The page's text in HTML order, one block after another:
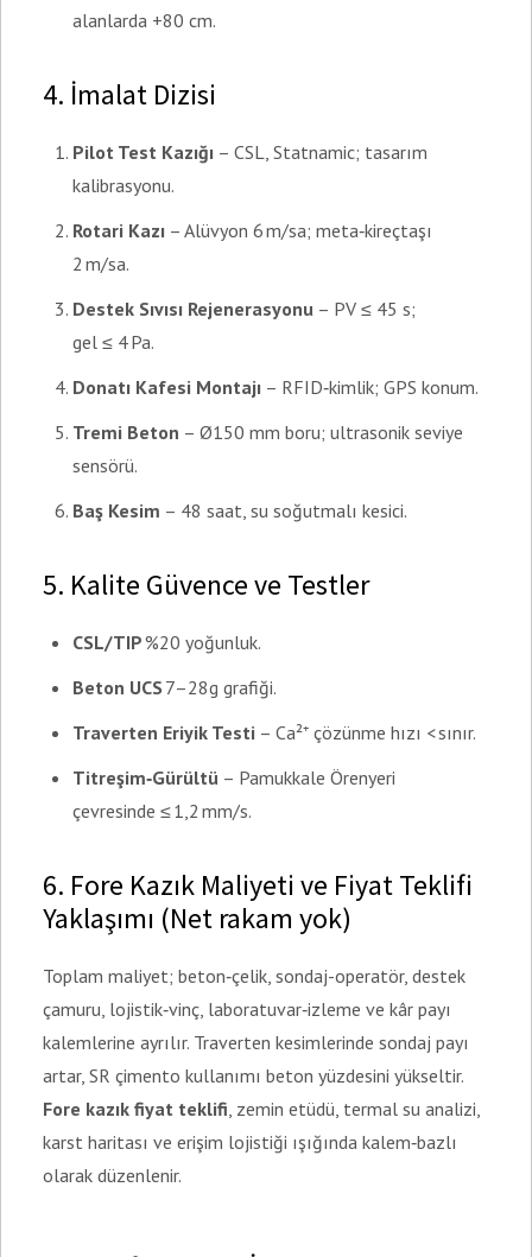
alanlarda +80 cm.
4. İmalat Dizisi
Pilot Test Kazığı – CSL, Statnamic; tasarım
kalibrasyonu.
Rotari Kazı – Alüvyon 6 m/sa; meta‑kireçtaşı
2 m/sa.
Destek Sıvısı Rejenerasyonu – PV ≤ 45 s;
gel ≤ 4 Pa.
Donatı Kafesi Montajı – RFID‑kimlik; GPS konum.
Tremi Beton – Ø150 mm boru; ultrasonik seviye
sensörü.
Baş Kesim – 48 saat, su soğutmalı kesici.
5. Kalite Güvence ve Testler
CSL/TIP%20 yoğunluk.
Beton UCS 7–28g grafiği.
Traverten Eriyik Testi – Ca²⁺ çözünme hızı < sınır.
Titreşim‑Gürültü – Pamukkale Örenyeri
çevresinde ≤ 1,2 mm/s.
6. Fore Kazık Maliyeti ve Fiyat Teklifi
Yaklaşımı (Net rakam yok)
Toplam maliyet; beton‑çelik, sondaj-operatör, destek
çamuru, lojistik‑vinç, laboratuvar‑izleme ve kâr payı
kalemlerine ayrılır. Traverten kesimlerinde sondaj payı
artar, SR çimento kullanımı beton yüzdesini yükseltir.
Fore kazık fiyat teklifi, zemin etüdü, termal su analizi,
karst haritası ve erişim lojistiği ışığında kalem‑bazlı
olarak düzenlenir.